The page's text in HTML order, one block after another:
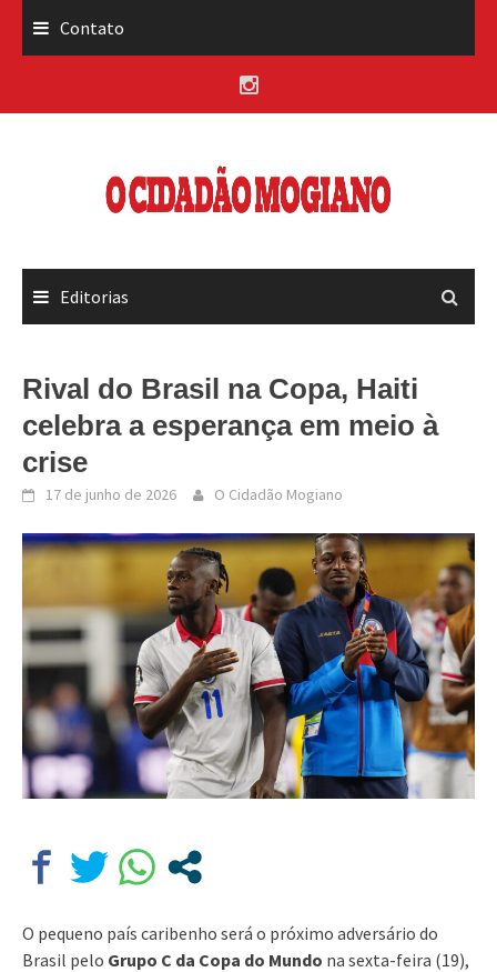
Contato
Editorias
Rival do Brasil na Copa, Haiti
celebra a esperança em meio à
crise
17 de junho de 2026 O Cidadão Mogiano
O pequeno país caribenho será o próximo adversário do
Brasil pelo Grupo C da Copa do Mundo na sexta-feira (19),